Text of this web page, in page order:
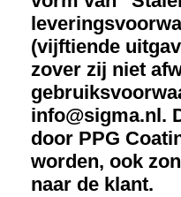
(vijftiende
zover zij niet
info@sigma.nl.
door PPG
worden, ook
naar de klant.